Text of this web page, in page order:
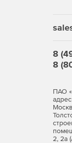
8
8
ПАО
2, 2а